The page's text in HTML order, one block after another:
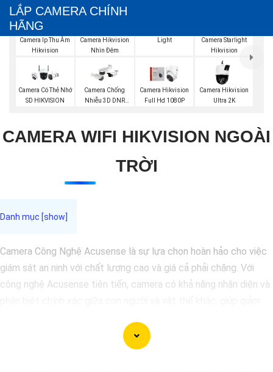
LẮP CAMERA CHÍNH
HÃNG
Camera Ip Thu Âm
Hikvision
Camera Hikvision
Nhìn Đêm
Light
Camera Starlight
Hikvision
Camera Có Thẻ Nhớ
SD HIKVISION
Camera Chống
Nhiễu 3D DNR
Camera Hikvision
Full Hd 1080P
Camera Hikvision
Ultra 2K
CAMERA WIFI HIKVISION NGOÀI
TRỜI
Camera Công Nghệ Acusense là sự lựa chọn hoàn hảo cho việc
giám sát an ninh với chất lượng cao và giá cả phải chăng. Với
công nghệ Acusense tiên tiến, camera có khả năng nhận diện và
nét và độ phân giải cao giúp bạn quan sát mọi góc độ một cách
rõ ràng. Khám phá ngay và đầu tư vào Camera Acusense để bảo